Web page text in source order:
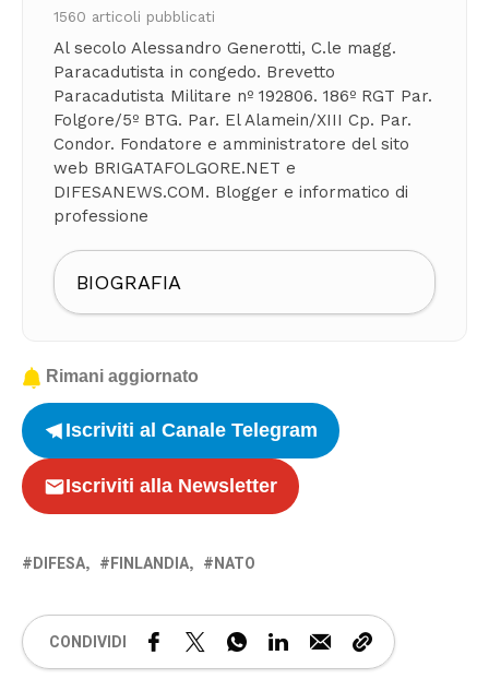
1560 articoli pubblicati
Al secolo Alessandro Generotti, C.le magg.
Paracadutista in congedo. Brevetto
Paracadutista Militare nº 192806. 186º RGT Par.
Folgore/5º BTG. Par. El Alamein/XIII Cp. Par.
Condor. Fondatore e amministratore del sito
web BRIGATAFOLGORE.NET e
DIFESANEWS.COM. Blogger e informatico di
professione
BIOGRAFIA
Rimani aggiornato
Iscriviti al Canale Telegram
Iscriviti alla Newsletter
DIFESA FINLANDIA NATO
CONDIVIDI